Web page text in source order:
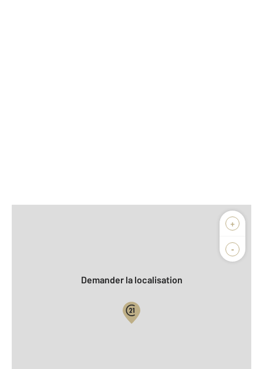
+
-
Biens vendus
Demander la localisation